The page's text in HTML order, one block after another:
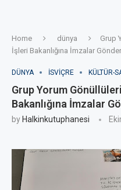
Home dünya
Grup
İşleri Bakanlığına İmzalar
DÜNYA ISVIÇRE KÜLTÜR-
Grup Yorum
Bakanlığına İmzalar
by Halkinkutuphanesi